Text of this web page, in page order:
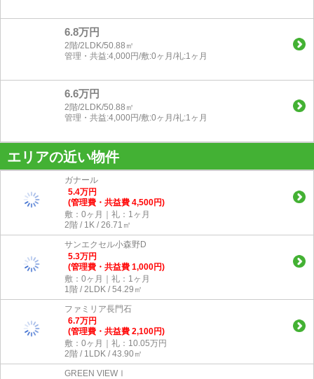
6.8万円
2階/2LDK/50.88㎡
管理・共益:4,000円/敷:0ヶ月/礼:1ヶ月
6.6万円
2階/2LDK/50.88㎡
管理・共益:4,000円/敷:0ヶ月/礼:1ヶ月
エリアの近い物件
ガナール
5.4万円
(管理費・共益費 4,500円)
敷：0ヶ月｜礼：1ヶ月
2階 / 1K / 26.71㎡
サンエクセル小森野D
5.3万円
(管理費・共益費 1,000円)
敷：0ヶ月｜礼：1ヶ月
1階 / 2LDK / 54.29㎡
ファミリア長門石
6.7万円
(管理費・共益費 2,100円)
敷：0ヶ月｜礼：10.05万円
2階 / 1LDK / 43.90㎡
GREEN VIEWⅠ